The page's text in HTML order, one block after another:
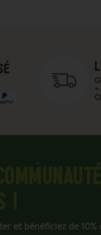
+
et bénéficiez de 10%